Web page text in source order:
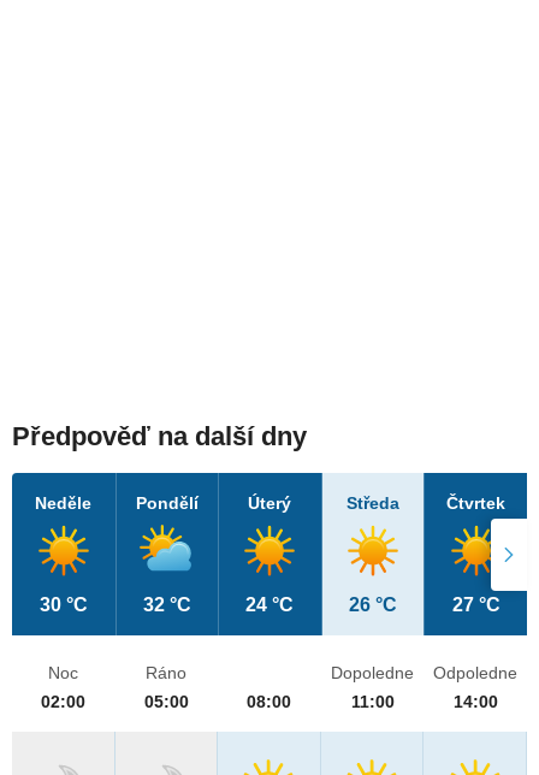
Předpověď na další dny
Neděle
30 °C
Pondělí
32 °C
Úterý
24 °C
Středa
26 °C
Čtvrtek
27 °C
Noc
02:00
Ráno
05:00
08:00
Dopoledne
11:00
Odpoledne
14:00